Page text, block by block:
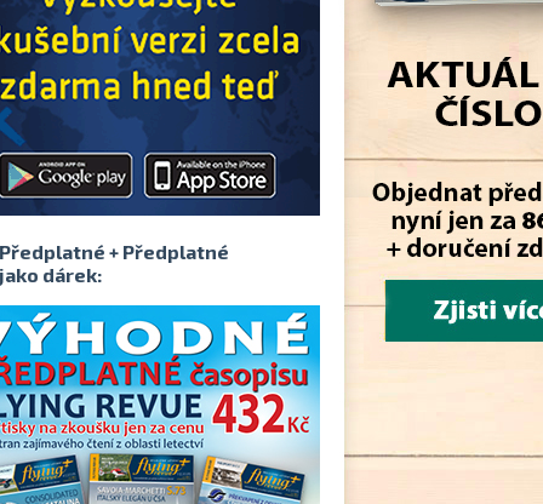
Předplatné + Předplatné
jako dárek: